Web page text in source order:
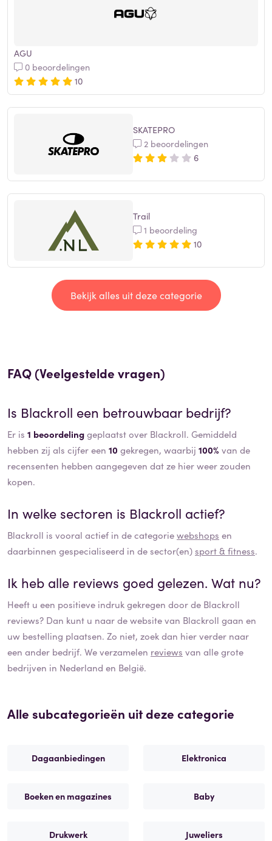
AGU
0 beoordelingen
10
SKATEPRO
2 beoordelingen
6
Trail
1 beoordeling
10
Bekijk alles uit deze categorie
FAQ (Veelgestelde vragen)
Is Blackroll een betrouwbaar bedrijf?
Er is 1 beoordelinggeplaatst over Blackroll. Gemiddeld
hebben zij als cijfer een 10 gekregen, waarbij 100% van de
recensenten hebben aangegeven dat ze hier weer zouden
kopen.
In welke sectoren is Blackroll actief?
Blackroll is vooral actief in de categoriewebshops en
daarbinnen gespecialiseerd in de sector(en)sport & fitness.
Ik heb alle reviews goed gelezen. Wat nu?
Heeft u een positieve indruk gekregen door de Blackroll
reviews? Dan kunt u naar de website van Blackroll gaan en
uw bestelling plaatsen. Zo niet, zoek dan hier verder naar
een ander bedrijf. We verzamelen reviews van alle grote
bedrijven in Nederland en België.
Alle subcategorieën uit deze categorie
Dagaanbiedingen Elektronica
Boeken en magazines Baby
Drukwerk Juweliers